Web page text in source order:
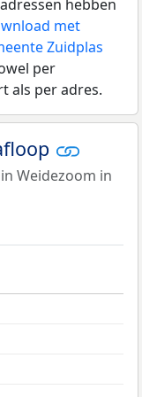
hebben
met
Zuidplas
per
als per adres.
Weidezoom in